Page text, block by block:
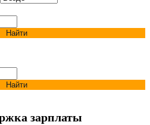
Найти
Найти
зарплаты